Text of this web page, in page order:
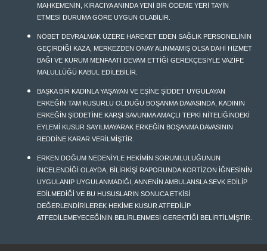
MAHKEMENİN, KİRACIYA ANINDA YENİ BİR ÖDEME YERİ TAYİN
ETMESİ DURUMA GÖRE UYGUN OLABİLİR.
NÖBET DEVRALMAK ÜZERE HAREKET EDEN SAĞLIK PERSONELİNİN
GEÇİRDİĞİ KAZA, MERKEZDEN ONAY ALINMAMIŞ OLSA DAHİ HİZMET
BAĞI VE KURUM MENFAATİ DEVAM ETTİĞİ GEREKÇESİYLE VAZİFE
MALULLÜĞÜ KABUL EDİLEBİLİR.
BAŞKA BİR KADINLA YAŞAYAN VE EŞİNE ŞİDDET UYGULAYAN
ERKEĞİN TAM KUSURLU OLDUĞU BOŞANMA DAVASINDA, KADININ
ERKEĞİN ŞİDDETİNE KARŞI SAVUNMA AMAÇLI TEPKİ NİTELİĞİNDEKİ
EYLEMİ KUSUR SAYILMAYARAK ERKEĞİN BOŞANMA DAVASININ
REDDİNE KARAR VERİLMİŞTİR.
ERKEN DOĞUM NEDENİYLE HEKİMİN SORUMLULUĞUNUN
İNCELENDİĞİ OLAYDA, BİLİRKİŞİ RAPORUNDA KORTİZON İĞNESİNİN
UYGULANIP UYGULANMADIĞI, ANNENİN AMBULANSLA SEVK EDİLİP
EDİLMEDİĞİ VE BU HUSUSLARIN SONUCA ETKİSİ
DEĞERLENDİRİLEREK HEKİME KUSUR ATFEDİLİP
ATFEDİLEMEYECEĞİNİN BELİRLENMESİ GEREKTİĞİ BELİRTİLMİŞTİR.